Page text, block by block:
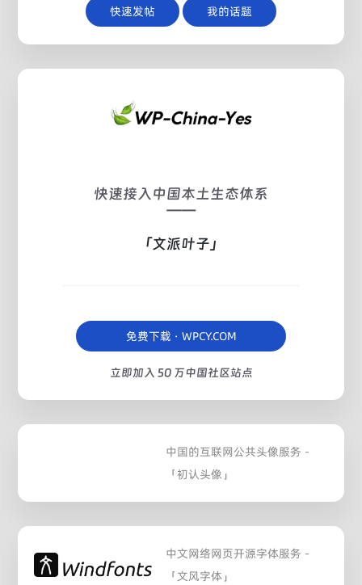
快速发帖 我的话题
快速接入中国本土生态体系
——
「文派叶子」
免费下载 · WPCY.COM
立即加入 50 万中国社区站点
中国的互联网公共头像服务 -
「初认头像」
中文网络网页开源字体服务 -
「文风字体」